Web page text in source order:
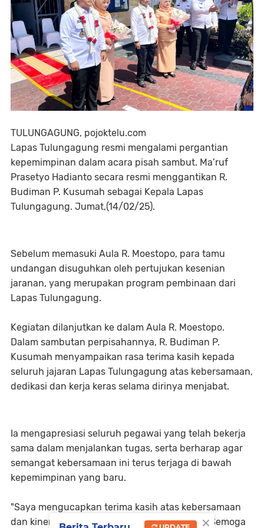
TULUNGAGUNG, pojoktelu.com
Lapas Tulungagung resmi mengalami pergantian
kepemimpinan dalam acara pisah sambut. Ma’ruf
Prasetyo Hadianto secara resmi menggantikan R.
Budiman P. Kusumah sebagai Kepala Lapas
Tulungagung. Jumat,(14/02/25).
Sebelum memasuki Aula R. Moestopo, para tamu
undangan disuguhkan oleh pertujukan kesenian
jaranan, yang merupakan program pembinaan dari
Lapas Tulungagung.
Kegiatan dilanjutkan ke dalam Aula R. Moestopo.
Dalam sambutan perpisahannya, R. Budiman P.
Kusumah menyampaikan rasa terima kasih kepada
seluruh jajaran Lapas Tulungagung atas kebersamaan,
dedikasi dan kerja keras selama dirinya menjabat.
Ia mengapresiasi seluruh pegawai yang telah bekerja
sama dalam menjalankan tugas, serta berharap agar
semangat kebersamaan ini terus terjaga di bawah
kepemimpinan yang baru.
"Saya mengucapkan terima kasih atas kebersamaan
dan kinerja yang telah kita bangun bersama. Semoga
×